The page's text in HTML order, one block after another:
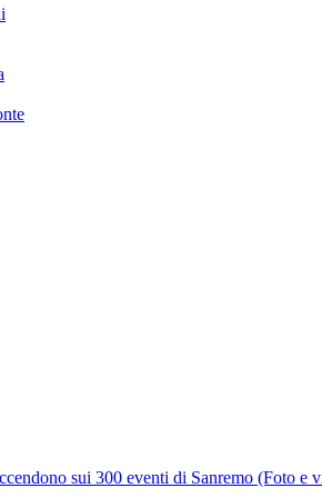
sui 300 eventi di Sanremo (Foto e